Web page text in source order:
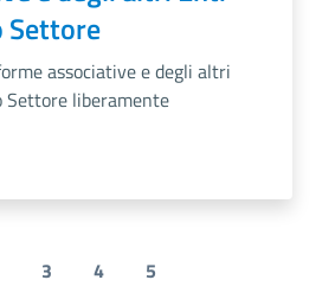
Settore
associative e degli altri
Settore liberamente
3 4 5